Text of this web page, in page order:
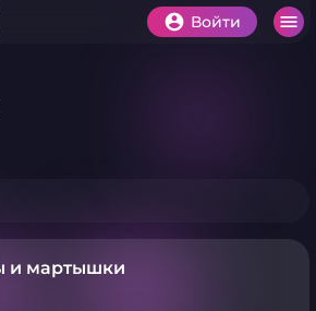
Войти
и мартышки